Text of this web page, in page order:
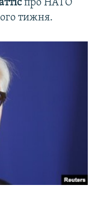
про НАТО
тижня.